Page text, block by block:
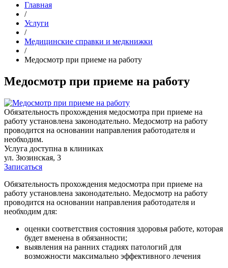
Главная
/
Услуги
/
Медицинские справки и медкнижки
/
Медосмотр при приеме на работу
Медосмотр при приеме на работу
Обязательность прохождения медосмотра при приеме на
работу установлена законодательно. Медосмотр на работу
проводится на основании направления работодателя и
необходим.
Услуга доступна в клиниках
ул. Зюзинская, 3
Записаться
Обязательность прохождения медосмотра при приеме на
работу установлена законодательно. Медосмотр на работу
проводится на основании направления работодателя и
необходим для:
оценки соответствия состояния здоровья работе, которая
будет вменена в обязанности;
выявления на ранних стадиях патологий для
возможности максимально эффективного лечения